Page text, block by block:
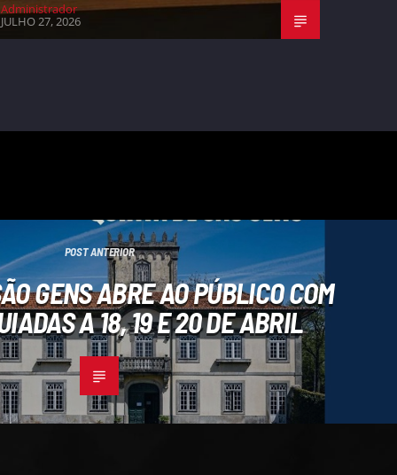
Administrador
JULHO 27, 2026
POST ANTERIOR
GENS ABRE AO PÚBLICO COM
A 18, 19 E 20 DE ABRIL